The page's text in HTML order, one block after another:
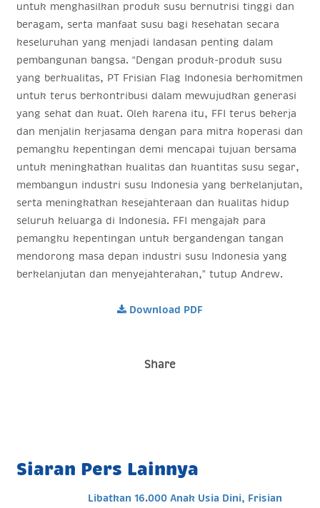
untuk menghasilkan produk susu bernutrisi tinggi dan
beragam, serta manfaat susu bagi kesehatan secara
keseluruhan yang menjadi landasan penting dalam
pembangunan bangsa. “Dengan produk-produk susu
yang berkualitas, PT Frisian Flag Indonesia berkomitmen
untuk terus berkontribusi dalam mewujudkan generasi
yang sehat dan kuat. Oleh karena itu, FFI terus bekerja
dan menjalin kerjasama dengan para mitra koperasi dan
pemangku kepentingan demi mencapai tujuan bersama
untuk meningkatkan kualitas dan kuantitas susu segar,
membangun industri susu Indonesia yang berkelanjutan,
serta meningkatkan kesejahteraan dan kualitas hidup
seluruh keluarga di Indonesia. FFI mengajak para
pemangku kepentingan untuk bergandengan tangan
mendorong masa depan industri susu Indonesia yang
berkelanjutan dan menyejahterakan,” tutup Andrew.
Download PDF
Share
Siaran Pers Lainnya
Libatkan 16.000 Anak Usia Dini, Frisian